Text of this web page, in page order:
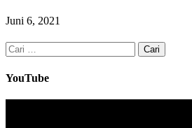
Juni 6, 2021
Cari
untuk:
YouTube